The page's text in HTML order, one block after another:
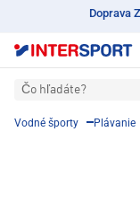
Doprava
Čo hľadáte?
Vodné športy Plávanie